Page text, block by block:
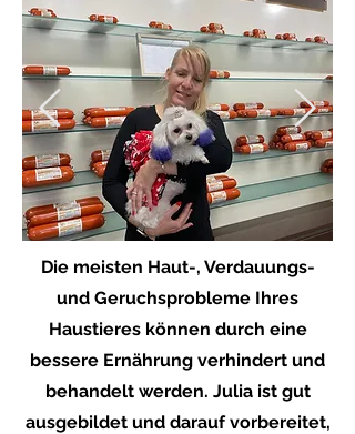
Die meisten Haut-, Verdauungs-
und Geruchsprobleme Ihres
Haustieres können durch eine
bessere Ernährung verhindert und
behandelt werden. Julia ist gut
ausgebildet und darauf vorbereitet,